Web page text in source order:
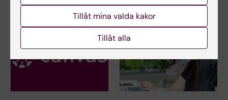
Tillåt mina valda kakor
Tillåt alla